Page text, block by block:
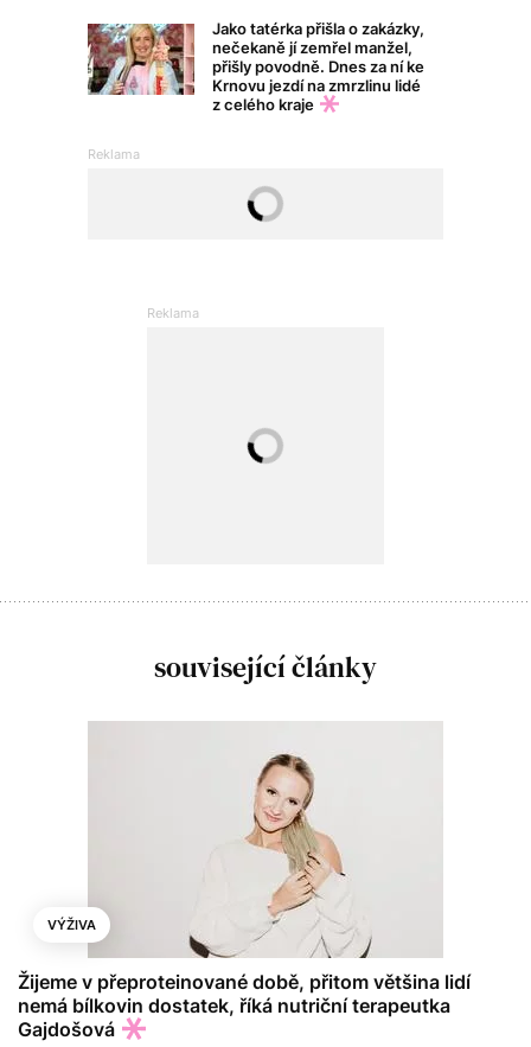
Jako tatérka přišla o zakázky,
nečekaně jí zemřel manžel,
přišly povodně. Dnes za ní ke
Krnovu jezdí na zmrzlinu lidé
z celého kraje
související články
VÝŽIVA
Žijeme v přeproteinované době, přitom většina lidí
nemá bílkovin dostatek, říká nutriční terapeutka
Gajdošová